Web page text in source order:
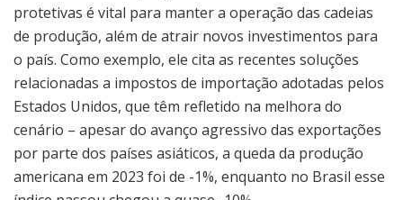
protetivas é vital para manter a operação das cadeias
de produção, além de atrair novos investimentos para
o país. Como exemplo, ele cita as recentes soluções
relacionadas a impostos de importação adotadas pelos
Estados Unidos, que têm refletido na melhora do
cenário – apesar do avanço agressivo das exportações
por parte dos países asiáticos, a queda da produção
americana em 2023 foi de -1%, enquanto no Brasil esse